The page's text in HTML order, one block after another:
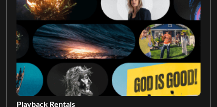
Playback Rentals